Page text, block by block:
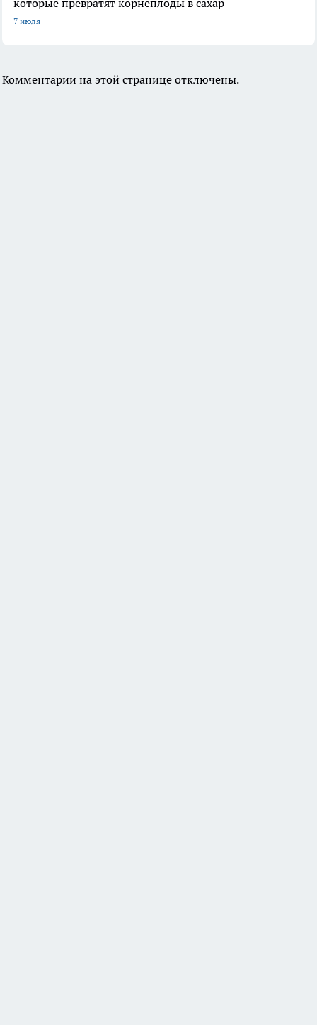
которые превратят корнеплоды в сахар
7 июля
Комментарии на этой странице отключены.